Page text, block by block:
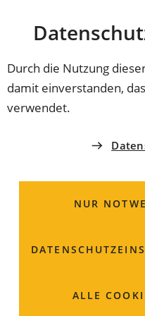
Durch die Nutzung
damit einverstanden,
verwendet.
NUR
ALLE
INHALT ANSPRINGEN
Coburg
BAUVERWALTUNGS-
96450 Coburg